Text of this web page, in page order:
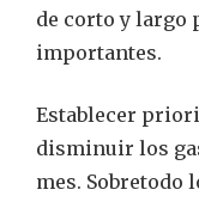
de corto y largo
importantes.
Establecer
disminuir los
mes. Sobretodo